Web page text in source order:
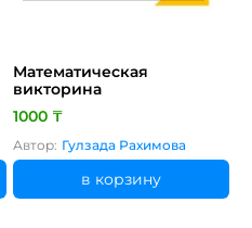
Математическая
викторина
1000 ₸
Автор: Гулзада Рахимова
в корзину